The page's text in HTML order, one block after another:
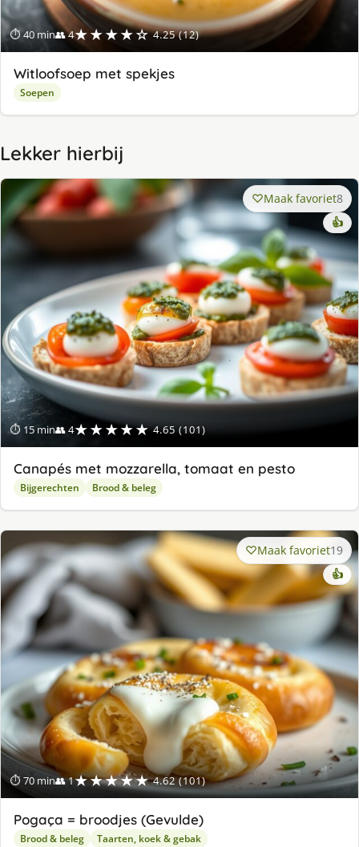
⏱ 40 min👥 4★★★★☆ 4.25 (12)
Witloofsoep met spekjes
Soepen
Lekker hierbij
⏱ 15 min👥 4★★★★★ 4.65 (101)
Maak favoriet8
👍
Canapés met mozzarella, tomaat en pesto
Bijgerechten Brood & beleg
⏱ 70 min👥 1★★★★★ 4.62 (101)
Maak favoriet19
👍
Pogaça = broodjes (Gevulde)
Brood & beleg Taarten, koek & gebak